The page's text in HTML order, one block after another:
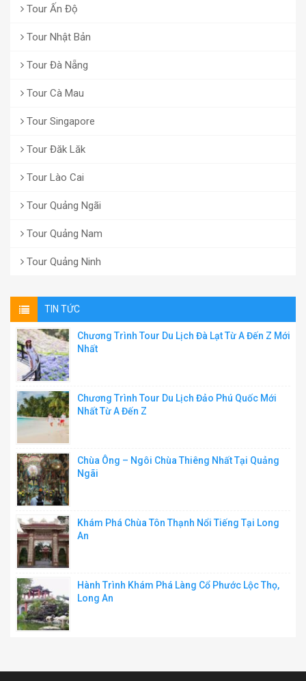
Tour Ấn Độ
Tour Nhật Bản
Tour Đà Nẵng
Tour Cà Mau
Tour Singapore
Tour Đăk Lăk
Tour Lào Cai
Tour Quảng Ngãi
Tour Quảng Nam
Tour Quảng Ninh
TIN TỨC
Chương Trình Tour Du Lịch Đà Lạt Từ A Đến Z Mới
Nhất
Chương Trình Tour Du Lịch Đảo Phú Quốc Mới
Nhất Từ A Đến Z
Chùa Ông – Ngôi Chùa Thiêng Nhất Tại Quảng
Ngãi
Khám Phá Chùa Tôn Thạnh Nổi Tiếng Tại Long
An
Hành Trình Khám Phá Làng Cổ Phước Lộc Thọ,
Long An